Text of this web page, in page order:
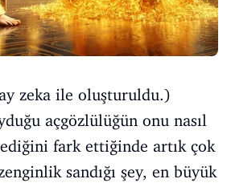
zeka ile oluşturuldu.)
açgözlülüğün onu nasıl
fark ettiğinde artık çok
sandığı şey, en büyük